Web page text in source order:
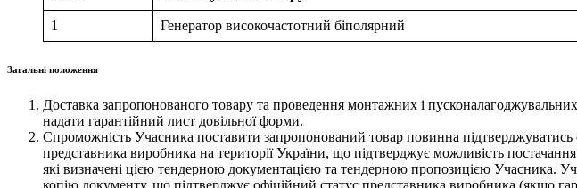
1 Генератор високочастотний біполярний
Загальні положення
Доставка запропонованого товару та проведення монтажних і
надати гарантійний лист довільної форми.
Спроможність Учасника поставити запропонований товар повинна
представника виробника на території України, що підтверджує можливість
які визначені цією тендерною документацією та тендерною пропозицією Учасника.
копію документу, що підтверджує офіційний статус представника виробника (якщо